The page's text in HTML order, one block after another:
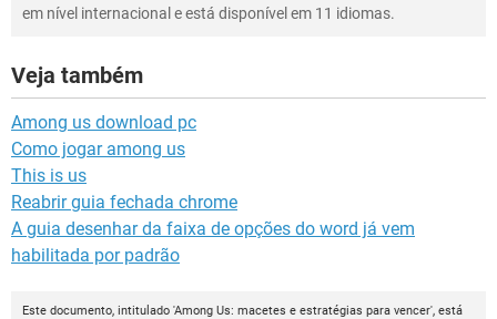
em nível internacional e está disponível em 11 idiomas.
Veja também
Among us download pc
Como jogar among us
This is us
Reabrir guia fechada chrome
A guia desenhar da faixa de opções do word já vem
habilitada por padrão
Este documento, intitulado 'Among Us: macetes e estratégias para vencer', está